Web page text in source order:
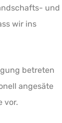
und
wir ins
betreten
angesäte
vor.